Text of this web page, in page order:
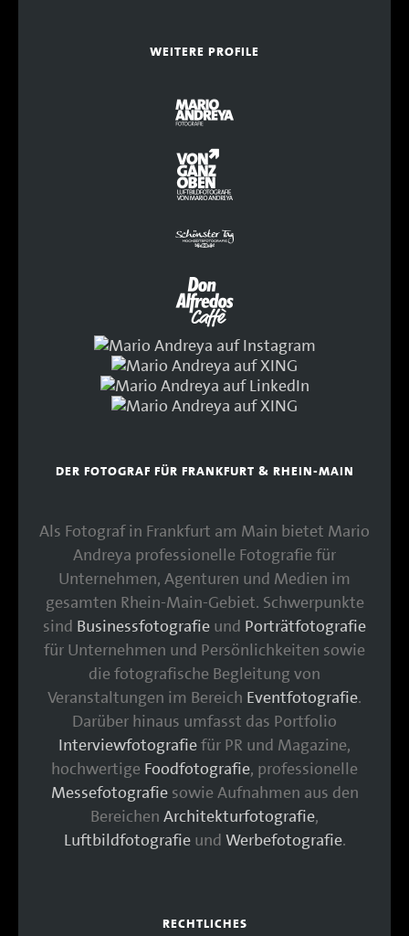
WEITERE PROFILE
DER FOTOGRAF FÜR FRANKFURT & RHEIN-MAIN
Als Fotograf in Frankfurt am Main bietet Mario
Andreya professionelle Fotografie für
Unternehmen, Agenturen und Medien im
gesamten Rhein-Main-Gebiet. Schwerpunkte
sind Businessfotografie und Porträtfotografie
für Unternehmen und Persönlichkeiten sowie
die fotografische Begleitung von
Veranstaltungen im Bereich Eventfotografie.
Darüber hinaus umfasst das Portfolio
Interviewfotografiefür PR und Magazine,
hochwertige Foodfotografie, professionelle
Messefotografiesowie Aufnahmen aus den
Bereichen Architekturfotografie,
Luftbildfotografieund Werbefotografie.
RECHTLICHES